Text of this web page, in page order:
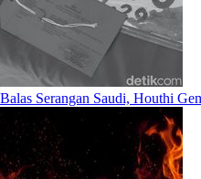
Balas Serangan Saudi, Houthi